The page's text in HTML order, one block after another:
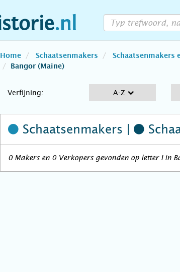
Home Schaatsenmakers Schaatsenmakers
Bangor (Maine)
Verfijning: A-Z
Schaatsenmakers |
0 Makers en 0 Verkopers gevonden op letter I in